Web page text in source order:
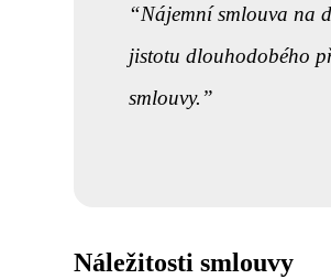
Nájemní smlouva na
jistotu dlouhodobého
smlouvy.
Náležitosti smlouvy